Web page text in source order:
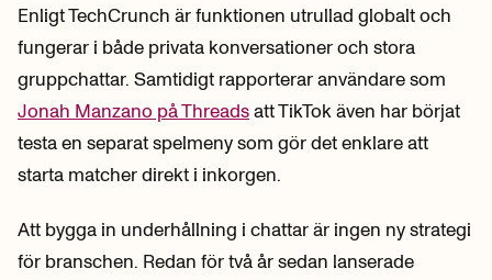
Enligt TechCrunch är funktionen utrullad globalt och
fungerar i både privata konversationer och stora
gruppchattar. Samtidigt rapporterar användare som
Jonah Manzano på Threads att TikTok även har börjat
testa en separat spelmeny som gör det enklare att
starta matcher direkt i inkorgen.
Att bygga in underhållning i chattar är ingen ny strategi
för branschen. Redan för två år sedan lanserade